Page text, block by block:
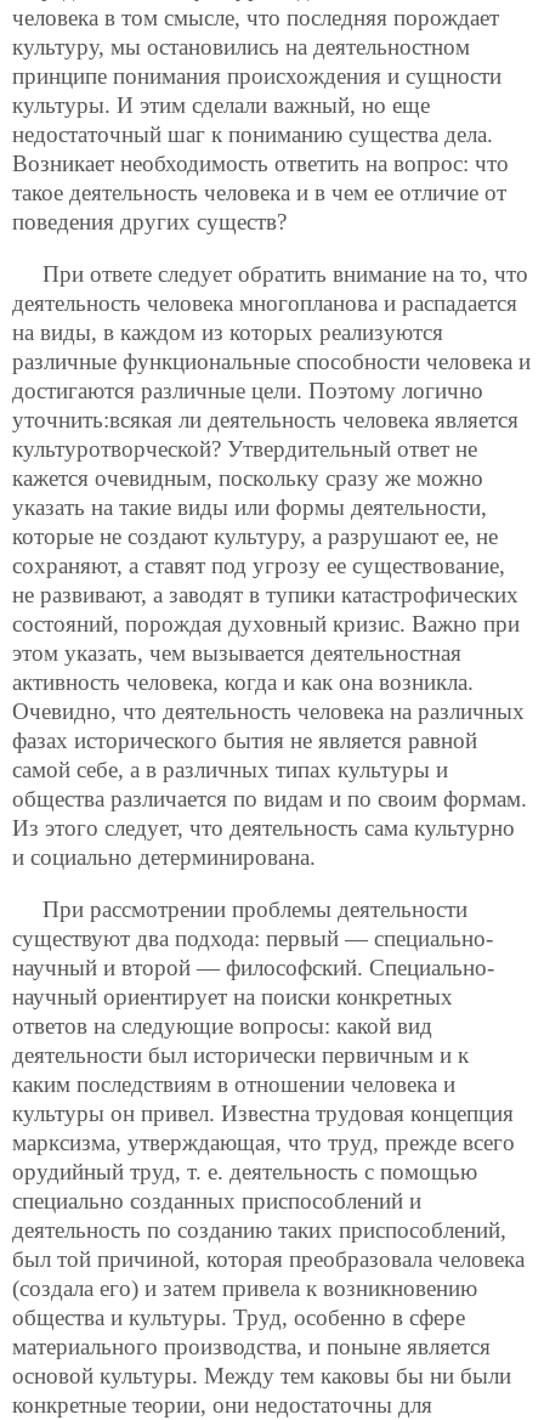
человека в том смысле, что последняя порождает
культуру, мы остановились на деятельностном
принципе понимания происхождения и сущности
культуры. И этим сделали важный, но еще
недостаточный шаг к пониманию существа дела.
Возникает необходимость ответить на вопрос: что
такое деятельность человека и в чем ее отличие от
поведения других существ?
При ответе следует обратить внимание на то, что
деятельность человека многопланова и распадается
на виды, в каждом из которых реализуются
различные функциональные способности человека и
достигаются различные цели. Поэтому логично
уточнить:всякая ли деятельность человека является
культуротворческой? Утвердительный ответ не
кажется очевидным, поскольку сразу же можно
указать на такие виды или формы деятельности,
которые не создают культуру, а разрушают ее, не
сохраняют, а ставят под угрозу ее существование,
не развивают, а заводят в тупики катастрофических
состояний, порождая духовный кризис. Важно при
этом указать, чем вызывается деятельностная
активность человека, когда и как она возникла.
Очевидно, что деятельность человека на различных
фазах исторического бытия не является равной
самой себе, а в различных типах культуры и
общества различается по видам и по своим формам.
Из этого следует, что деятельность сама культурно
и социально детерминирована.
При рассмотрении проблемы деятельности
существуют два подхода: первый — специально-
научный и второй — философский. Специально-
научный ориентирует на поиски конкретных
ответов на следующие вопросы: какой вид
деятельности был исторически первичным и к
каким последствиям в отношении человека и
культуры он привел. Известна трудовая концепция
марксизма, утверждающая, что труд, прежде всего
орудийный труд, т. е. деятельность с помощью
специально созданных приспособлений и
деятельность по созданию таких приспособлений,
был той причиной, которая преобразовала человека
(создала его) и затем привела к возникновению
общества и культуры. Труд, особенно в сфере
материального производства, и поныне является
основой культуры. Между тем каковы бы ни были
конкретные теории, они недостаточны для